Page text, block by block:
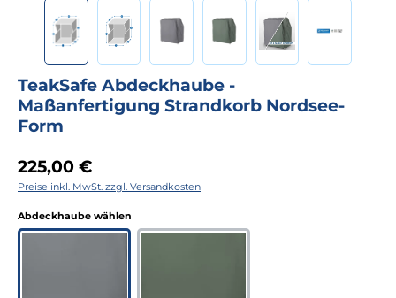
TeakSafe Abdeckhaube -
Maßanfertigung Strandkorb Nordsee-
Form
Regulärer Preis:
225,00 €
Preise inkl. MwSt. zzgl. Versandkosten
Abdeckhaube wählen